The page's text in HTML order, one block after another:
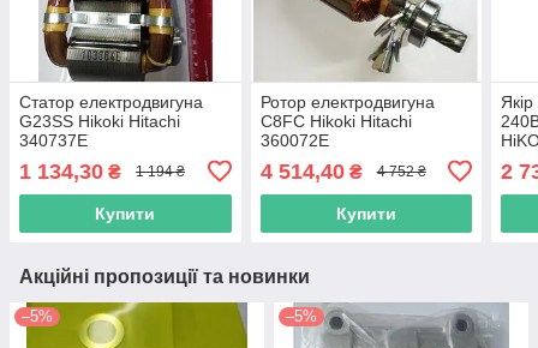
Статор електродвигуна
G23SS Hikoki Hitachi
340737E
1 134,30 ₴ 1 194 ₴
Купити
Ротор електродвигуна
C8FC Hikoki Hitachi
360072E
4 514,40₴ 4 752 ₴
Купити
2
Акційні пропозиції та новинки
–5% –5%